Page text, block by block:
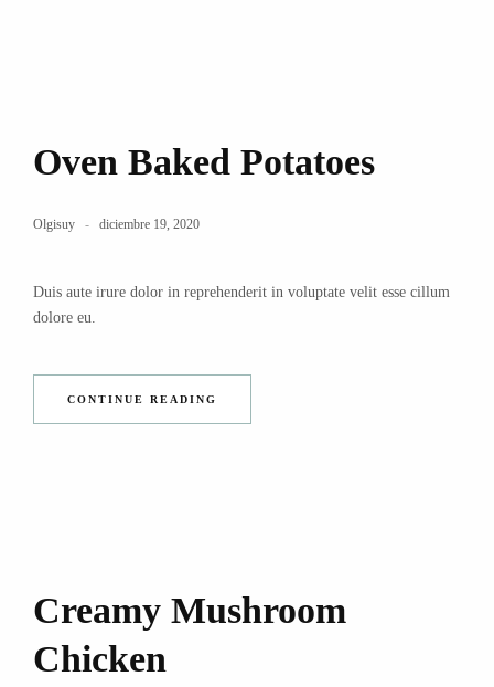
Oven Baked Potatoes
Olgisuy diciembre 19, 2020
Duis aute irure dolor in reprehenderit in voluptate velit esse cillum
dolore eu.
CONTINUE READING
Creamy Mushroom
Chicken